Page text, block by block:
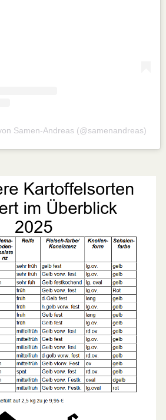
Samen-Andreas (@samenandreas)